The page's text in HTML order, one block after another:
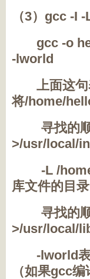
（3）gcc -I
gcc -o
-lworld
上面这句
将/home/
寻找的顺
>/usr/local/
-L /home/
库文件的目录
寻找的顺
>/usr/local/
-lworld表
（如果gcc